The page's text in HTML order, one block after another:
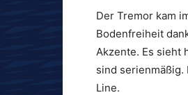
Der Tremor kam
Bodenfreiheit
Akzente. Es sieht
sind serienmäßig.
Line.